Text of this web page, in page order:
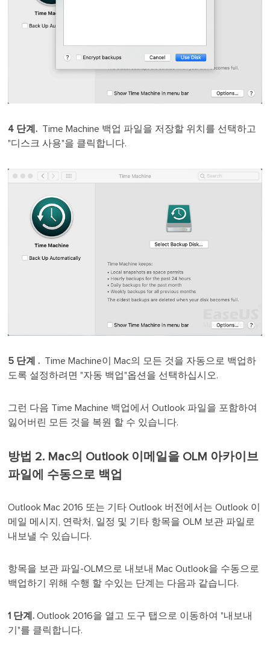
4 단계. Time Machine 백업 파일을 저장할 위치를 선택하고
"디스크 사용"을 클릭합니다.
5 단계 . Time Machine이 Mac의 모든 것을 자동으로 백업하
도록 설정하려면 "자동 백업"옵션을 선택하십시오.
그런 다음 Time Machine 백업에서 Outlook 파일을 포함하여
잃어버린 모든 것을 복원 할 수 있습니다.
방법 2. Mac의 Outlook 이메일을 OLM 아카이브
파일에 수동으로 백업
Outlook Mac 2016 또는 기타 Outlook 버전에서는 Outlook 이
메일 메시지, 연락처, 일정 및 기타 항목을 OLM 보관 파일로
내보낼 수 있습니다.
항목을 보관 파일-OLM으로 내보내 Mac Outlook을 수동으로
백업하기 위해 수행 할 수있는 단계는 다음과 같습니다.
1 단계.Outlook 2016을 열고 도구 탭으로 이동하여 "내보내
기"를 클릭합니다.